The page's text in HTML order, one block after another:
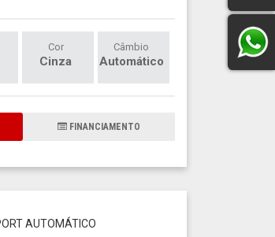
Cor
Cinza
Câmbio
Automático
FINANCIAMENTO
AUTOMÁTICO